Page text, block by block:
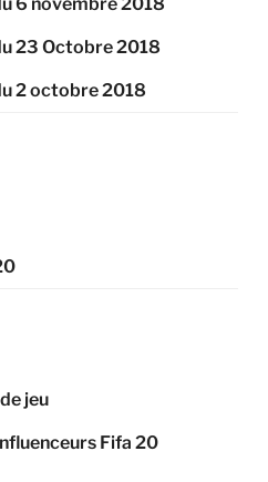
23 Octobre 2018
2 octobre 2018
jeu
Fifa 20